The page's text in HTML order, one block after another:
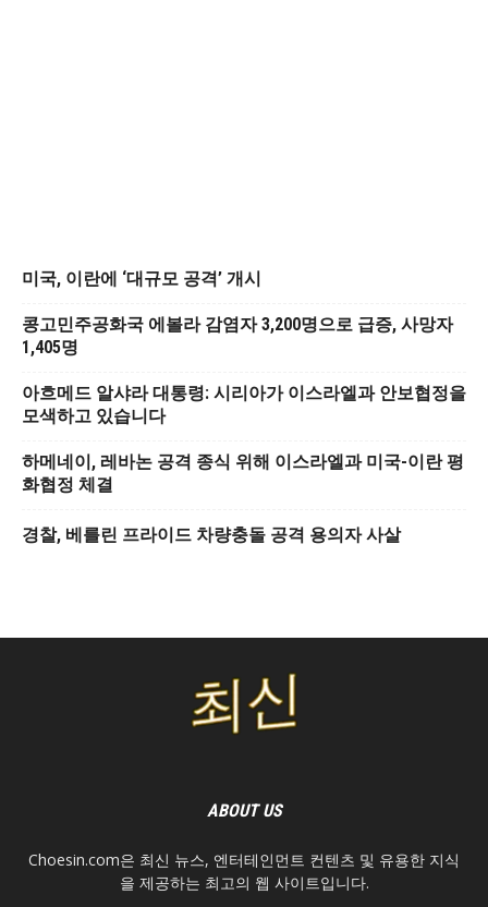
미국, 이란에 ‘대규모 공격’ 개시
콩고민주공화국 에볼라 감염자 3,200명으로 급증, 사망자
1,405명
아흐메드 알샤라 대통령: 시리아가 이스라엘과 안보협정을
모색하고 있습니다
하메네이, 레바논 공격 종식 위해 이스라엘과 미국-이란 평
화협정 체결
경찰, 베를린 프라이드 차량충돌 공격 용의자 사살
ABOUT US
Choesin.com은 최신 뉴스, 엔터테인먼트 컨텐츠 및 유용한 지식
을 제공하는 최고의 웹 사이트입니다.